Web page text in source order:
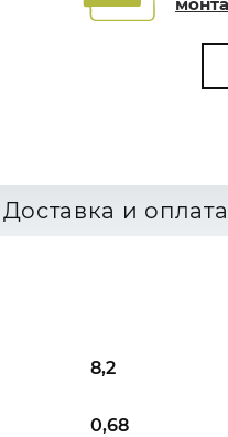
Доставка и оплата
8,2
0,68